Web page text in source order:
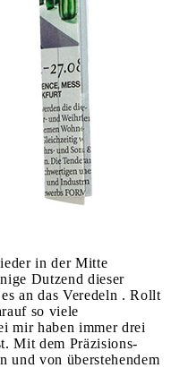
in der Mitte
Dutzend dieser
an das Veredeln . Rollt
so viele
mir haben immer drei
Mit dem Präzisions-
und von überstehendem